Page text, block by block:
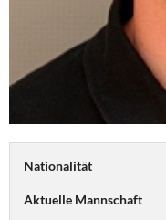
Nationalität
Aktuelle Mannschaft